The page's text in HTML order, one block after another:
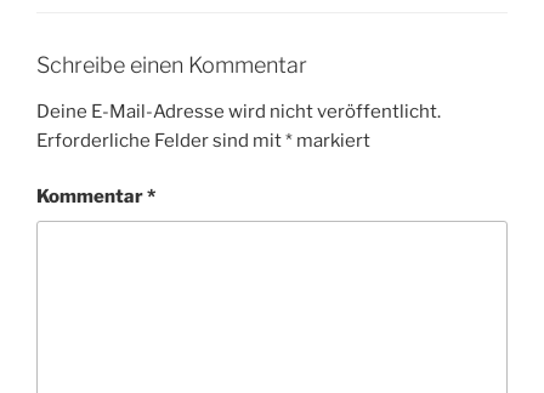
Schreibe einen Kommentar
Deine E-Mail-Adresse wird nicht veröffentlicht.
Erforderliche Felder sind mit* markiert
Kommentar*